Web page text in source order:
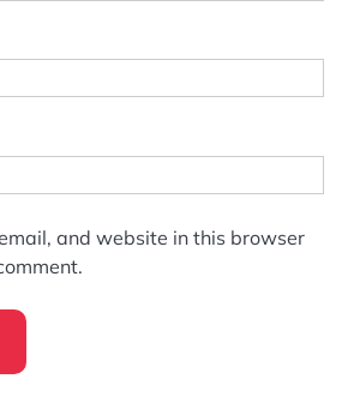
and website in this browser